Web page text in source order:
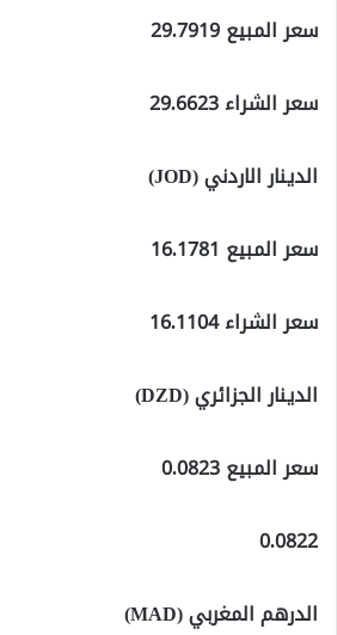
سعر المبيع 29.7919
سعر الشراء 29.6623
الدينار الاردني (JOD)
سعر المبيع 16.1781
سعر الشراء 16.1104
الدينار الجزائري (DZD)
سعر المبيع 0.0823
0.0822
الدرهم المغربي (MAD)